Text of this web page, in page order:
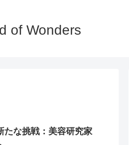
of Wonders
たな挑戦：美容研究家